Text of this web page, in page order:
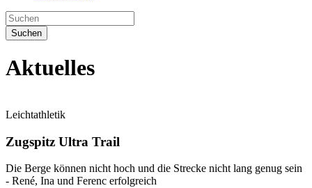
Suchen
Aktuelles
Leichtathletik
Zugspitz Ultra Trail
Die Berge können nicht hoch und die Strecke nicht lang genug sein
- René, Ina und Ferenc erfolgreich